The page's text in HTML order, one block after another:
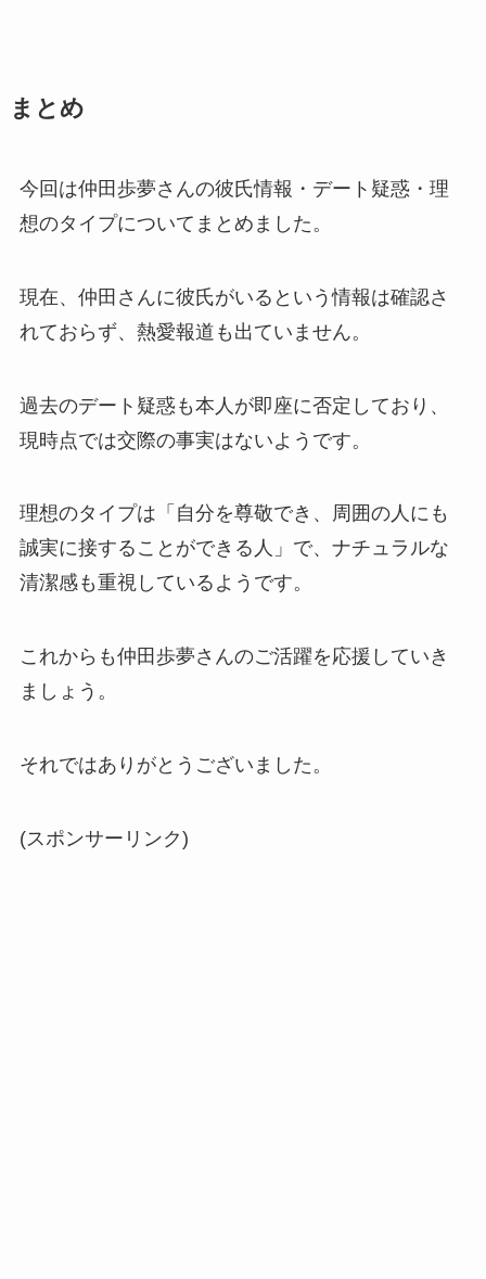
まとめ
今回は仲田歩夢さんの彼氏情報・デート疑惑・理
想のタイプについてまとめました。
現在、仲田さんに彼氏がいるという情報は確認さ
れておらず、熱愛報道も出ていません。
過去のデート疑惑も本人が即座に否定しており、
現時点では交際の事実はないようです。
理想のタイプは「自分を尊敬でき、周囲の人にも
誠実に接することができる人」で、ナチュラルな
清潔感も重視しているようです。
これからも仲田歩夢さんのご活躍を応援していき
ましょう。
それではありがとうございました。
(スポンサーリンク)